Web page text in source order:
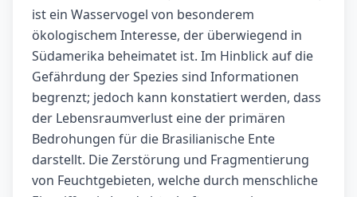
ist ein Wasservogel von besonderem
ökologischem Interesse, der überwiegend in
Südamerika beheimatet ist. Im Hinblick auf die
Gefährdung der Spezies sind Informationen
begrenzt; jedoch kann konstatiert werden, dass
der Lebensraumverlust eine der primären
Bedrohungen für die Brasilianische Ente
darstellt. Die Zerstörung und Fragmentierung
von Feuchtgebieten, welche durch menschliche